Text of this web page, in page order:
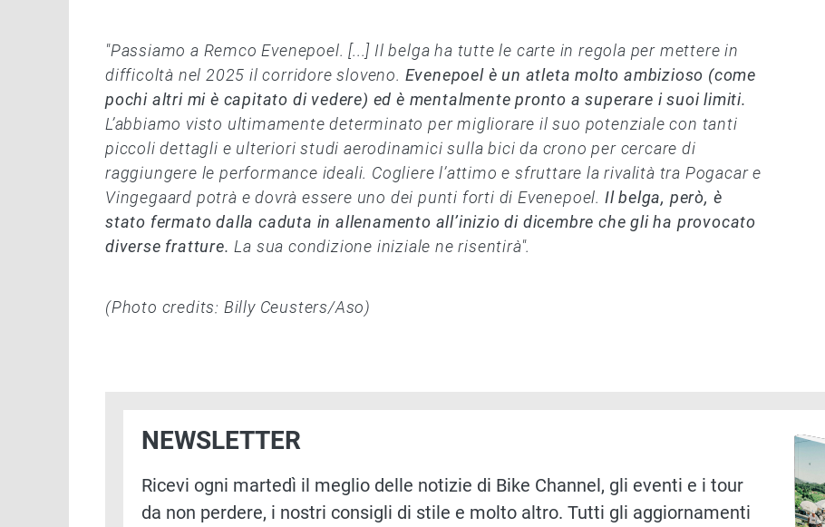
"Passiamo a Remco Evenepoel. [...] Il belga ha tutte le carte in regola per mettere in
difficoltà nel 2025 il corridore sloveno. Evenepoel è un atleta molto ambizioso (come
pochi altri mi è capitato di vedere) ed è mentalmente pronto a superare i suoi limiti.
L’abbiamo visto ultimamente determinato per migliorare il suo potenziale con tanti
piccoli dettagli e ulteriori studi aerodinamici sulla bici da crono per cercare di
raggiungere le performance ideali. Cogliere l’attimo e sfruttare la rivalità tra Pogacar e
Vingegaard potrà e dovrà essere uno dei punti forti di Evenepoel. Il belga, però, è
stato fermato dalla caduta in allenamento all’inizio di dicembre che gli ha provocato
diverse fratture. La sua condizione iniziale ne risentirà".
(Photo credits: Billy Ceusters/Aso)
NEWSLETTER
Ricevi ogni martedì il meglio delle notizie di Bike Channel, gli eventi e i tour
da non perdere, i nostri consigli di stile e molto altro. Tutti gli aggiornamenti